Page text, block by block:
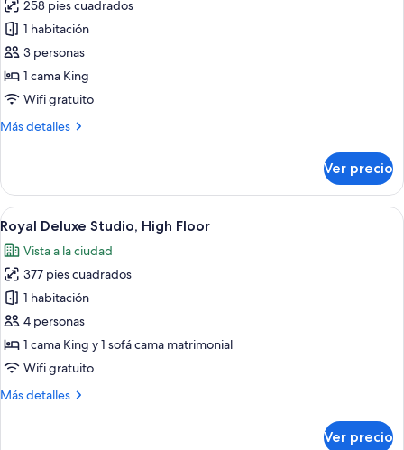
fotos
de
Royal
Garden
Deluxe
258 pies cuadrados
1 habitación
3 personas
1 cama King
Wifi gratuito
Más detalles
Más
Garden
Deluxe
Ver precio
Abrir
todas
las
fotos
de
Royal
Deluxe
Studio,
Floor
Una habitación de hotel moderna
5
Royal Deluxe Studio, High Floor
Vista a la ciudad
377 pies cuadrados
1 habitación
4 personas
1 cama King y 1 sofá cama matrimonial
Wifi gratuito
Más detalles
Más
Ver precio